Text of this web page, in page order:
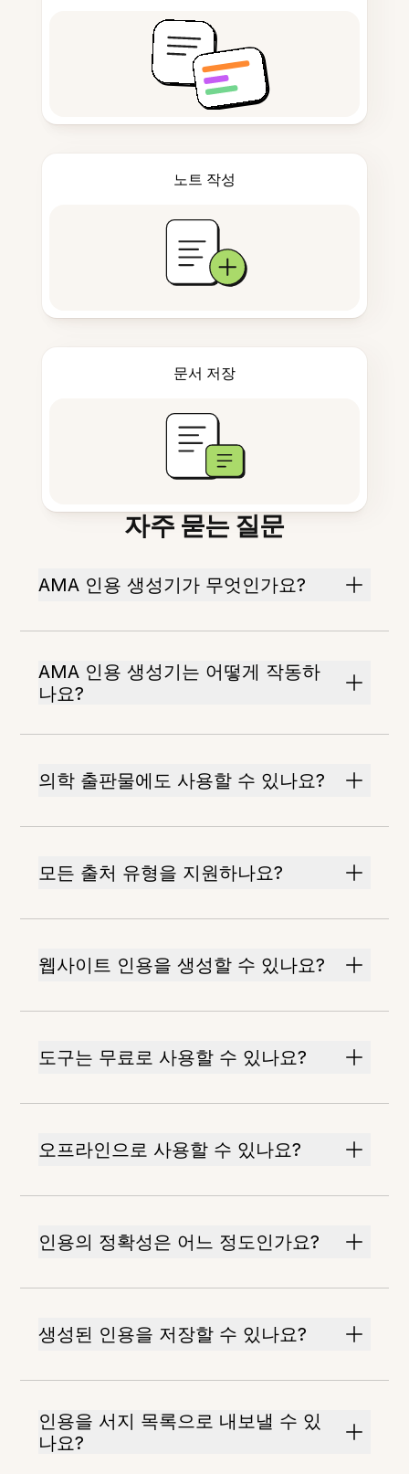
노트 작성
문서 저장
자주 묻는 질문
AMA 인용 생성기가 무엇인가요?
AMA 인용 생성기는 어떻게 작동하
나요?
의학 출판물에도 사용할 수 있나요?
모든 출처 유형을 지원하나요?
웹사이트 인용을 생성할 수 있나요?
도구는 무료로 사용할 수 있나요?
오프라인으로 사용할 수 있나요?
인용의 정확성은 어느 정도인가요?
생성된 인용을 저장할 수 있나요?
인용을 서지 목록으로 내보낼 수 있
나요?